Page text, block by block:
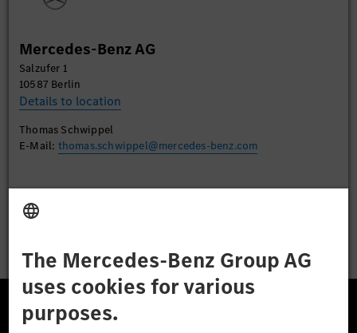
Mercedes-Benz AG
Salzufer 1
10587 Berlin
Details to location
Thomas Schwippel
E-Mail: thomas.schwippel@mercedes-benz.com